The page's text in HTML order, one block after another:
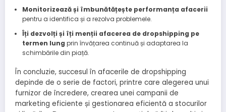
Monitorizează și îmbunătățește performanța afacerii
pentru a identifica și a rezolva problemele.
Îți dezvolți și îți menții afacerea de dropshipping pe
termen lung prin învățarea continuă și adaptarea la
schimbările din piață.
În concluzie, succesul în afacerile de dropshipping
depinde de o serie de factori, printre care alegerea unui
furnizor de încredere, crearea unei campanii de
marketing eficiente și gestionarea eficientă a stocurilor